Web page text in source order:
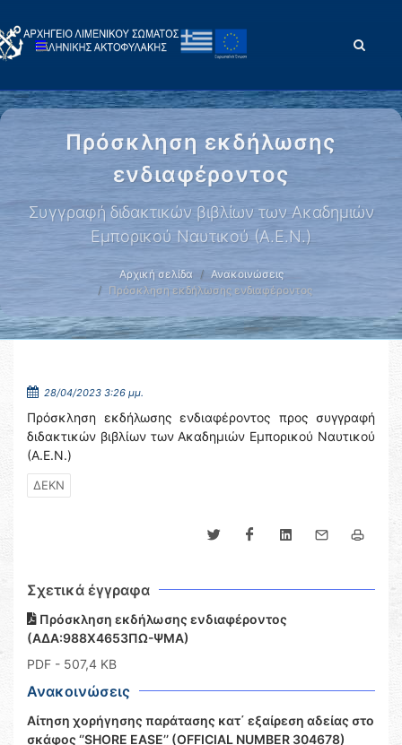
Πρόσκληση εκδήλωσης
ενδιαφέροντος
Συγγραφή διδακτικών βιβλίων των Ακαδημιών
Εμπορικού Ναυτικού (Α.Ε.Ν.)
Αρχική σελίδα
Ανακοινώσεις
Πρόσκληση εκδήλωσης ενδιαφέροντος
28/04/2023 3:26 μμ.
Πρόσκληση εκδήλωσης ενδιαφέροντος προς συγγραφή
διδακτικών βιβλίων των Ακαδημιών Εμπορικού Ναυτικού
(Α.Ε.Ν.)
ΔΕΚΝ
Σχετικά έγγραφα
Πρόσκληση εκδήλωσης ενδιαφέροντος
(ΑΔΑ:988Χ4653ΠΩ-ΨΜΑ)
PDF - 507,4 KB
Ανακοινώσεις
Αίτηση χορήγησης παράτασης κατ΄ εξαίρεση αδείας στο
σκάφος ‘’SHORE EASE’’ (OFFICIAL NUMBER 304678)